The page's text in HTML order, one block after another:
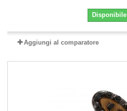
Disponibile
Aggiungi al comparatore